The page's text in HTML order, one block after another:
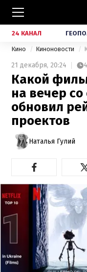
24 КАНАЛ
Кино Киноновости
21 декабря, 20:24 4
Какой
на вечер
обновил
проектов
Наталья Гулий